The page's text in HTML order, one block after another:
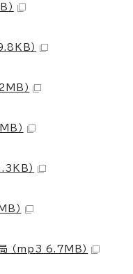
）
）
）
）
）
（mp3 6.7MB）